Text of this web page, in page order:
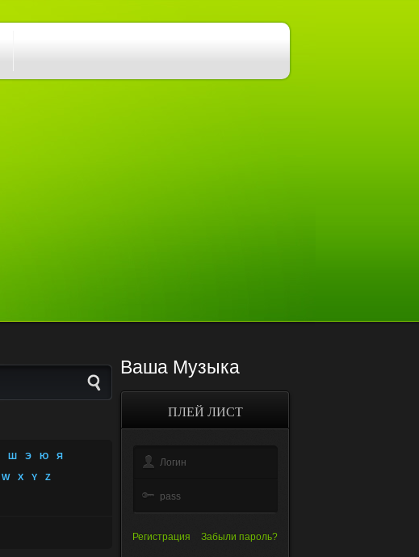
Ш Э Ю Я
W X Y Z
Ваша Музыка
ПЛЕЙ ЛИСТ
Регистрация Забыли пароль?